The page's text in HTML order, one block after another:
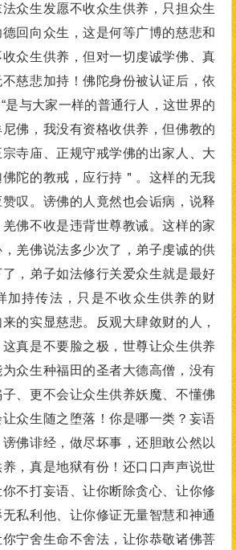
众生发愿不收众生供养，只担众生
回向众生，这是何等广博的慈悲和
众生供养，但对一切虔诚学佛、真
慈悲加持！佛陀身份被认证后，依
是与大家一样的普通行人，这世界的
佛，我没有资格收供养，但佛教的
寺庙、正规守戒学佛的出家人、大
陀的教戒，应行持＂。这样的无我
叹。谤佛的人竟然也会诟病，说释
佛不收是违背世尊教诫。这样的家
羌佛说法多少次了，弟子虔诚的供
，弟子如法修行关爱众生就是最好
加持传法，只是不收众生供养的财
的实显慈悲。反观大肆敛财的人，
真是不要脸之极，世尊让众生供养
众生种福田的圣者大德高僧，没有
、更不会让众生供养妖魔、不懂佛
众生随之堕落！你是哪一类？妄语
佛诽经，做尽坏事，还胆敢公然以
，真是地狱有份！还口口声声说世
不打妄语、让你断除贪心、让你修
私利他、让你修证无量智慧和神通
宁舍生命不舍法，让你恭敬诸佛菩